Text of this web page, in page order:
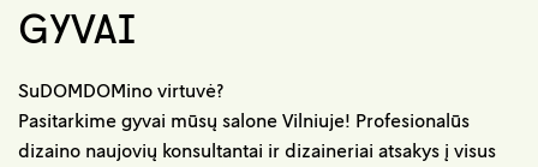
GYVAI
SuDOMDOMino virtuvė?
Pasitarkime gyvai mūsų salone Vilniuje! Profesionalūs
dizaino naujovių konsultantai ir dizaineriai atsakys į visus